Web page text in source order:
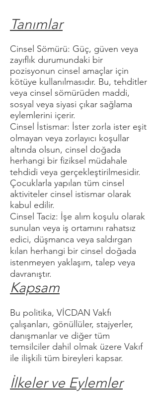
Tanımlar
Cinsel Sömürü: Güç, güven veya
zayıflık durumundaki bir
pozisyonun cinsel amaçlar için
kötüye kullanılmasıdır. Bu, tehditler
veya cinsel sömürüden maddi,
sosyal veya siyasi çıkar sağlama
eylemlerini içerir.
Cinsel İstismar: İster zorla ister eşit
olmayan veya zorlayıcı koşullar
altında olsun, cinsel doğada
herhangi bir fiziksel müdahale
tehdidi veya gerçekleştirilmesidir.
Çocuklarla yapılan tüm cinsel
aktiviteler cinsel istismar olarak
kabul edilir.
Cinsel Taciz: İşe alım koşulu olarak
sunulan veya iş ortamını rahatsız
edici, düşmanca veya saldırgan
kılan herhangi bir cinsel doğada
istenmeyen yaklaşım, talep veya
davranıştır.
Kapsam
Bu politika, VİCDAN Vakfı
çalışanları, gönüllüler, stajyerler,
danışmanlar ve diğer tüm
temsilciler dahil olmak üzere Vakıf
ile ilişkili tüm bireyleri kapsar.
İlkeler ve Eylemler